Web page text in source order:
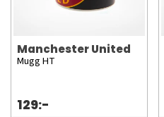
Manchester United
Mugg HT
129:-